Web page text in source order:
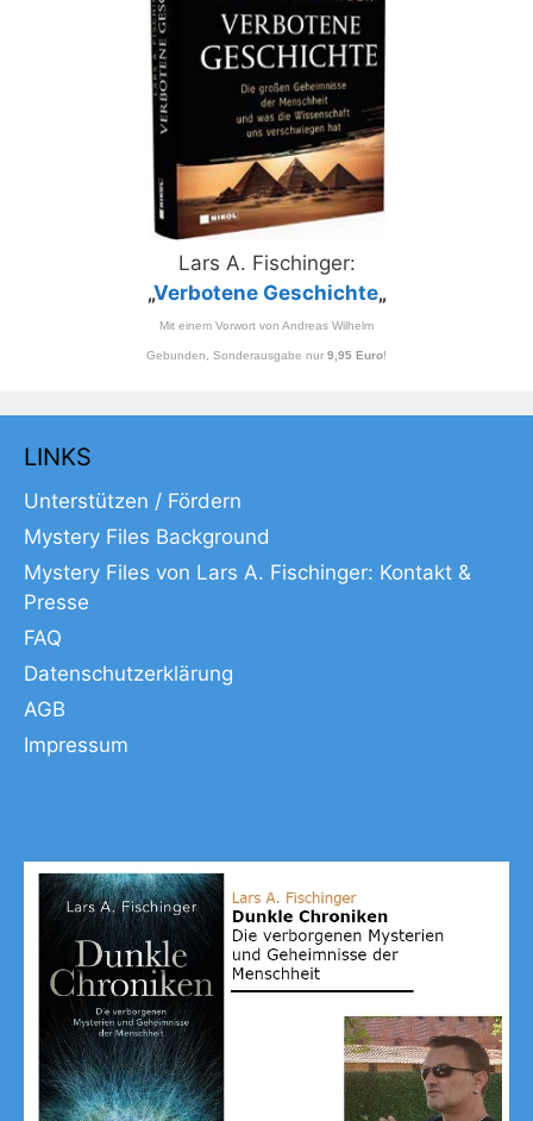
Lars A. Fischinger:
„Verbotene Geschichte„
Mit einem Vorwort von Andreas Wilhelm
Gebunden, Sonderausgabe nur 9,95 Euro!
LINKS
Unterstützen / Fördern
Mystery Files Background
Mystery Files von Lars A. Fischinger: Kontakt &
Presse
FAQ
Datenschutzerklärung
AGB
Impressum